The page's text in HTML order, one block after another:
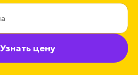
Узнать цену